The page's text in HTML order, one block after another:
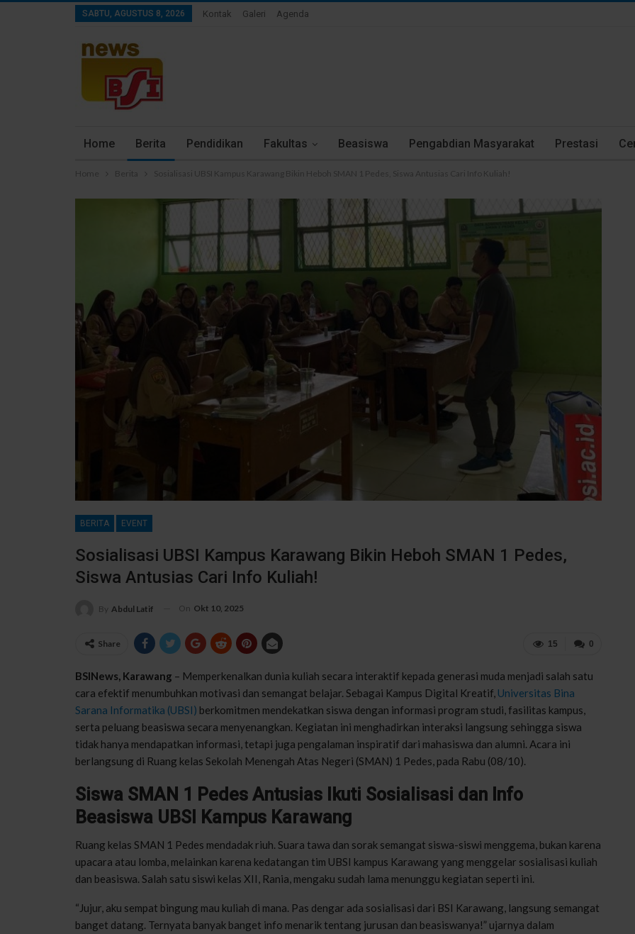
SABTU, AGUSTUS 8, 2026 Kontak Galeri Agenda
Home Berita Pendidikan Fakultas Beasiswa Pengabdian Masyarakat Prestasi
Home Berita Sosialisasi UBSI Kampus Karawang Bikin Heboh SMAN 1 Pedes, Siswa Antusias Cari Info Kuliah!
BERITA EVENT
Sosialisasi UBSI Kampus Karawang Bikin Heboh SMAN 1 Pedes,
Siswa Antusias Cari Info Kuliah!
By Abdul Latif On Okt 10, 2025
0
15
Share
BSINews, Karawang – Memperkenalkan dunia kuliah secara interaktif kepada generasi muda menjadi salah satu
cara efektif menumbuhkan motivasi dan semangat belajar. Sebagai Kampus Digital Kreatif, Universitas Bina
Sarana Informatika (UBSI) berkomitmen mendekatkan siswa dengan informasi program studi, fasilitas kampus,
serta peluang beasiswa secara menyenangkan. Kegiatan ini menghadirkan interaksi langsung sehingga siswa
tidak hanya mendapatkan informasi, tetapi juga pengalaman inspiratif dari mahasiswa dan alumni. Acara ini
berlangsung di Ruang kelas Sekolah Menengah Atas Negeri (SMAN) 1 Pedes, pada Rabu (08/10).
Siswa SMAN 1 Pedes Antusias Ikuti Sosialisasi dan Info
Beasiswa UBSI Kampus Karawang
Ruang kelas SMAN 1 Pedes mendadak riuh. Suara tawa dan sorak semangat siswa-siswi menggema, bukan karena
upacara atau lomba, melainkan karena kedatangan tim UBSI kampus Karawang yang menggelar sosialisasi kuliah
dan beasiswa. Salah satu siswi kelas XII, Rania, mengaku sudah lama menunggu kegiatan seperti ini.
“Jujur, aku sempat bingung mau kuliah di mana. Pas dengar ada sosialisasi dari BSI Karawang, langsung semangat
banget datang. Ternyata banyak banget info menarik tentang jurusan dan beasiswanya!” ujarnya dalam